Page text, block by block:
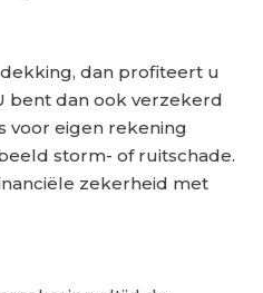
dan profiteert u
bent dan ook verzekerd
voor eigen rekening
storm- of ruitschade.
zekerheid met